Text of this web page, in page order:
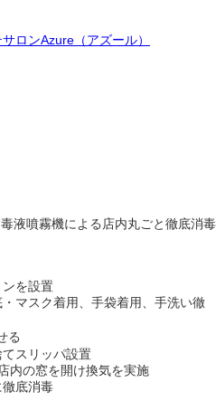
液噴霧機による店内丸ごと徹底消毒
を設置
マスク着用、手袋着用、手洗い徹
る
スリッパ設置
内の窓を開け換気を実施
底消毒